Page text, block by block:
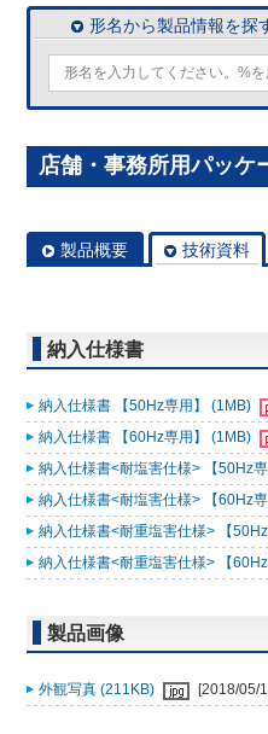
形名から製品情報を探
店舗・事務所用パッケ
製品概要 技術資料
納入仕様書
納入仕様書 【50Hz専用】 (1MB)
納入仕様書 【60Hz専用】 (1MB)
納入仕様書<耐塩害仕様> 【50Hz
納入仕様書<耐塩害仕様> 【60Hz
納入仕様書<耐重塩害仕様> 【
納入仕様書<耐重塩害仕様> 【
製品画像
外観写真 (211KB) [2018/05/